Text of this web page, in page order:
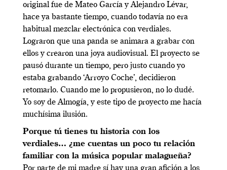
original fue de Mateo García y Alejandro Lévar,
hace ya bastante tiempo, cuando todavía no era
habitual mezclar electrónica con verdiales.
Lograron que una panda se animara a grabar con
ellos y crearon una joya audiovisual. El proyecto se
pausó durante un tiempo, pero justo cuando yo
estaba grabando ‘Arroyo Coche’, decidieron
retomarlo. Cuando me lo propusieron, no lo dudé.
Yo soy de Almogía, y este tipo de proyecto me hacía
muchísima ilusión.
Porque tú tienes tu historia con los
verdiales… ¿me cuentas un poco tu relación
familiar con la música popular malagueña?
Por parte de mi madre sí hay una gran afición a los